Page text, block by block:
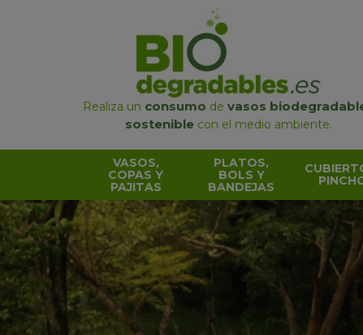
Realiza un consumo de vasos
sostenible con el medio ambiente.
VASOS,
COPAS Y
PAJITAS
PLATOS,
BOLS Y
BANDEJAS